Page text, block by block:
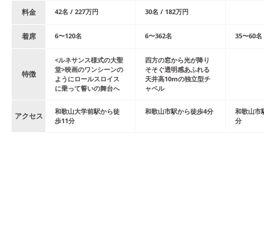
料金 42名 / 227万円 30名 / 182万円
着席 6〜120名 6〜362名 35〜60名
特徴
<ルネサンス様式の大聖
堂>映画のワンシーンの
ようにロールスロイス
に乗って誓いの舞台へ
四方の窓から光が降り
そそぐ透明感あふれる
天井高10mの独立型チ
ャペル
アクセス 和歌山大学前駅から徒
歩11分
和歌山市駅から徒歩4分 和歌山市
分